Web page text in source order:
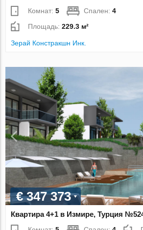
Комнат:5 Спален:4
Площадь:229.3 м²
Зерай Констракшн Инк.
€ 347 373
Квартира 4+1 в Измире, Турция